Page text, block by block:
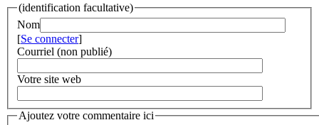
(identification facultative)
Nom
[Se connecter]
Courriel (non publié)
Votre site web
Ajoutez votre commentaire ici